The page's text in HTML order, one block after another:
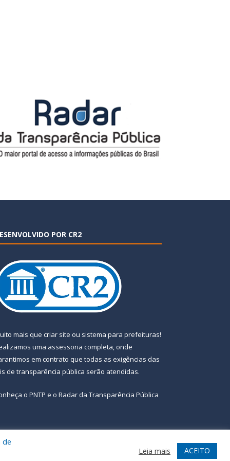
POR CR2
mais que criar site ou sistema para prefeituras!
uma assessoria completa, onde
em contrato que todas as exigências das
de transparência pública serão atendidas.
o PNTP e o Radar da Transparência Pública
Acessar Webmail
de
Leia mais ACEITO